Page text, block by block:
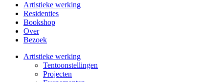
Artistieke werking
Residenties
Bookshop
Over
Bezoek
Artistieke werking
Tentoonstellingen
Projecten